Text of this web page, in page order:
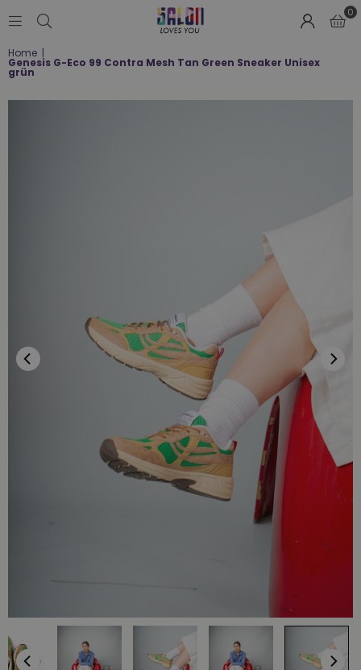
LOVES
0
Home |
Genesis G-Eco 99 Contra Mesh Tan Green Sneaker Unisex
grün